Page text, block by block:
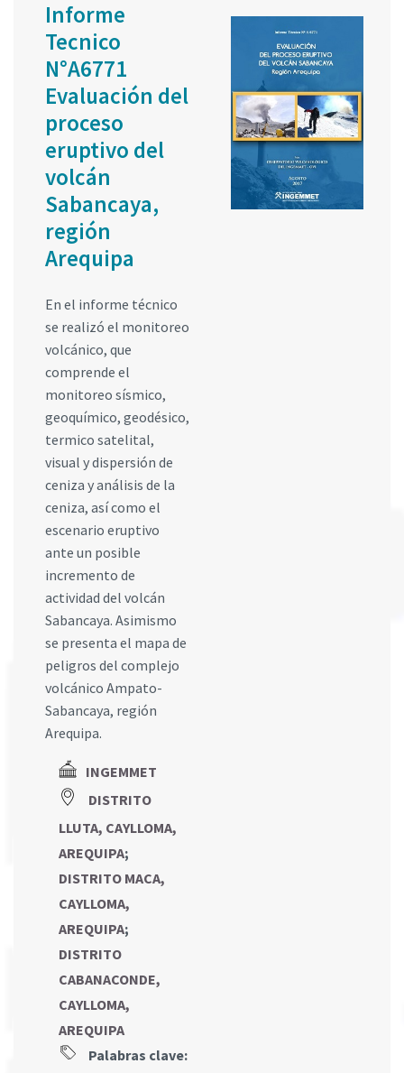
Informe
Tecnico
N°A6771
Evaluación del
proceso
eruptivo del
volcán
Sabancaya,
región
Arequipa
En el informe técnico
se realizó el monitoreo
volcánico, que
comprende el
monitoreo sísmico,
geoquímico, geodésico,
termico satelital,
visual y dispersión de
ceniza y análisis de la
ceniza, así como el
escenario eruptivo
ante un posible
incremento de
actividad del volcán
Sabancaya. Asimismo
se presenta el mapa de
peligros del complejo
volcánico Ampato-
Sabancaya, región
Arequipa.
INGEMMET
DISTRITO
LLUTA, CAYLLOMA,
AREQUIPA;
DISTRITO MACA,
CAYLLOMA,
AREQUIPA;
DISTRITO
CABANACONDE,
CAYLLOMA,
AREQUIPA
Palabras clave: